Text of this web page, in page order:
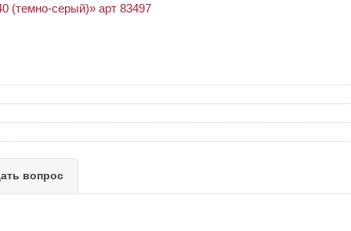
(темно-серый)» арт 83497
вопрос